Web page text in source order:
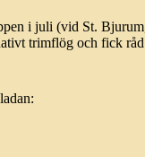
i juli (vid St.
trimflög och fick